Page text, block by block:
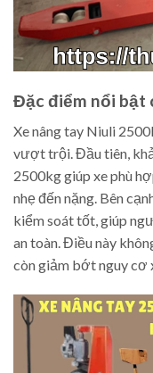
Đặc điểm nổi bật
Xe nâng tay Niuli
vượt trội. Đầu tiên, khả
2500kg giúp xe phù
nhẹ đến nặng. Bên
kiểm soát tốt, giúp
an toàn. Điều này
còn giảm bớt nguy cơ